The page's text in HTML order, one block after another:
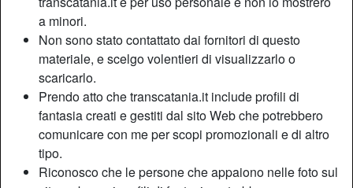
a minori.
Non sono stato contattato dai fornitori di questo
materiale, e scelgo volentieri di visualizzarlo o
scaricarlo.
Prendo atto che transcatania.it include profili di
fantasia creati e gestiti dal sito Web che potrebbero
comunicare con me per scopi promozionali e di altro
tipo.
Riconosco che le persone che appaiono nelle foto sul
Descrizione
Amo il sesso in tutte le sue varietà, faccio tutto e non ho
tabù, adoro le gang bang e mi piace istruire ragazzi giovani
e desiderosi di imparare le delizie del sesso e far loro
esplorare le vie che conducono all’estasi.
Sta cercando
Non ha specificato le sue preferenze